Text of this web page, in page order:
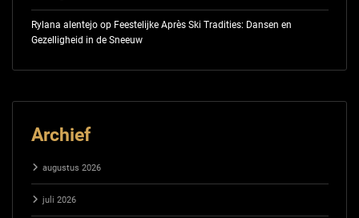
Rylana alentejoop Feestelijke Après Ski Tradities: Dansen en
Gezelligheid in de Sneeuw
Archief
augustus 2026
juli 2026